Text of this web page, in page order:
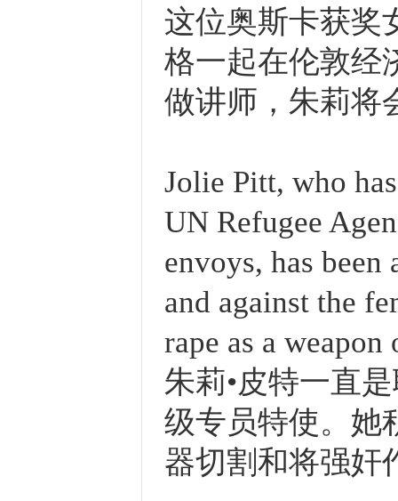
这位奥斯卡获奖
格一起在伦敦经
做讲师，朱莉将
Jolie Pitt, who
UN Refugee
envoys, has
and against the
rape as a weapon
朱莉•皮特一直
级专员特使。她
器切割和将强奸